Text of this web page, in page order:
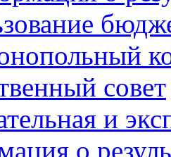
совет
и
о